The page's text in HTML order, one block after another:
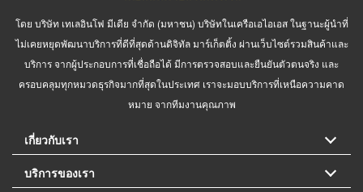
โดย บริษัท เทเลอินโฟ มีเดีย จำกัด (มหาชน) บริษัทในเครือเอไอเอส ในฐานะผู้นำที่
ไม่เคยหยุดพัฒนาบริการที่ดีที่สุดด้านดิจิทัล มาร์เก็ตติ้ง ผ่านเว็บไซต์รวมสินค้าและ
บริการ จากผู้ประกอบการที่เชื่อถือได้ มีการตรวจสอบและยืนยันตัวตนจริง และ
ครอบคลุมทุกหมวดธุรกิจมากที่สุดในประเทศ เราจะมอบบริการที่เหนือความคาด
หมาย จากทีมงานคุณภาพ
เกี่ยวกับเรา
บริการของเรา